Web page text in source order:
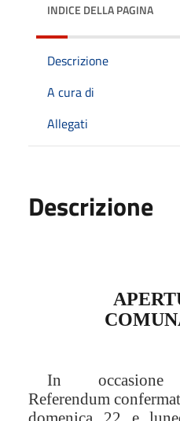
INDICE DELLA PAGINA
Descrizione
A cura di
Allegati
Descrizione
In
Referendum